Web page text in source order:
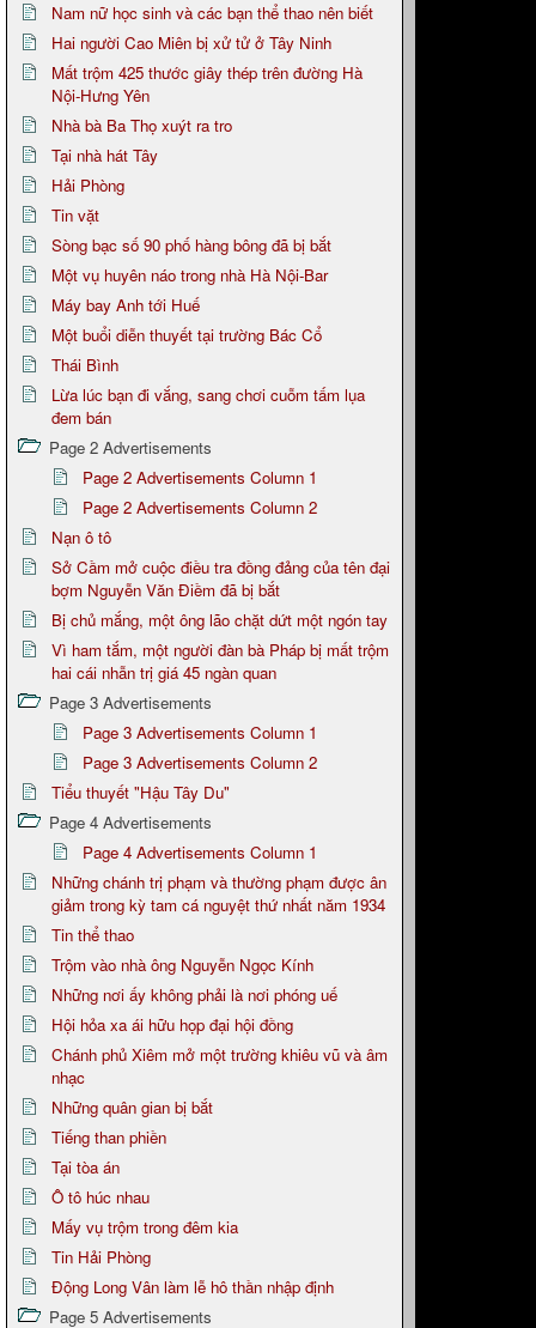
Nam nữ học sinh và các bạn thể thao nên biết
Hai người Cao Miên bị xử tử ở Tây Ninh
Mất trộm 425 thước giây thép trên đường Hà
Nội-Hưng Yên
Nhà bà Ba Thọ xuýt ra tro
Tại nhà hát Tây
Hải Phòng
Tin vặt
Sòng bạc số 90 phố hàng bông đã bị bắt
Một vụ huyên náo trong nhà Hà Nội-Bar
Máy bay Anh tới Huế
Một buổi diễn thuyết tại trường Bác Cổ
Thái Bình
Lừa lúc bạn đi vắng, sang chơi cuỗm tấm lụa
đem bán
Page 2 Advertisements
Page 2 Advertisements Column 1
Page 2 Advertisements Column 2
Nạn ô tô
Sở Cầm mở cuộc điều tra đồng đảng của tên đại
bợm Nguyễn Văn Điềm đã bị bắt
Bị chủ mắng, một ông lão chặt dứt một ngón tay
Vì ham tắm, một người đàn bà Pháp bị mất trộm
hai cái nhẫn trị giá 45 ngàn quan
Page 3 Advertisements
Page 3 Advertisements Column 1
Page 3 Advertisements Column 2
Tiểu thuyết "Hậu Tây Du"
Page 4 Advertisements
Page 4 Advertisements Column 1
Những chánh trị phạm và thường phạm được ân
giảm trong kỳ tam cá nguyệt thứ nhất năm 1934
Tin thể thao
Trộm vào nhà ông Nguyễn Ngọc Kính
Những nơi ấy không phải là nơi phóng uế
Hội hỏa xa ái hữu họp đại hội đồng
Chánh phủ Xiêm mở một trường khiêu vũ và âm
nhạc
Những quân gian bị bắt
Tiếng than phiền
Tại tòa án
Ô tô húc nhau
Mấy vụ trộm trong đêm kia
Tin Hải Phòng
Động Long Vân làm lễ hô thần nhập định
Page 5 Advertisements